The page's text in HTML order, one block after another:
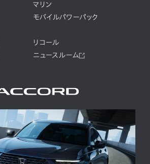
マリン
モバイルパワーパック
リコール
ニュースルーム